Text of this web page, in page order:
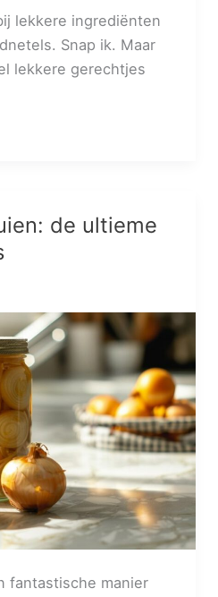
lekkere ingrediënten
Snap ik. Maar
lekkere gerechtjes
de ultieme
fantastische manier